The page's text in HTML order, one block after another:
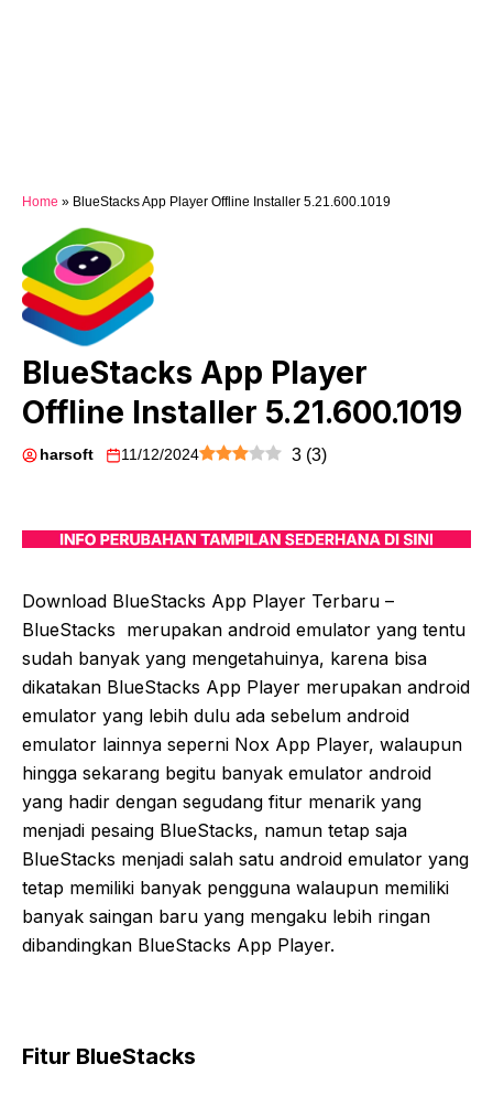
Home » BlueStacks App Player Offline Installer 5.21.600.1019
BlueStacks App Player
Offline Installer 5.21.600.1019
harsoft 11/12/2024 3 (3)
Download BlueStacks App Player Terbaru –
BlueStacks merupakan android emulator yang tentu
sudah banyak yang mengetahuinya, karena bisa
dikatakan BlueStacks App Player merupakan android
emulator yang lebih dulu ada sebelum android
emulator lainnya seperni Nox App Player, walaupun
hingga sekarang begitu banyak emulator android
yang hadir dengan segudang fitur menarik yang
menjadi pesaing BlueStacks, namun tetap saja
BlueStacks menjadi salah satu android emulator yang
tetap memiliki banyak pengguna walaupun memiliki
banyak saingan baru yang mengaku lebih ringan
dibandingkan BlueStacks App Player.
Fitur BlueStacks